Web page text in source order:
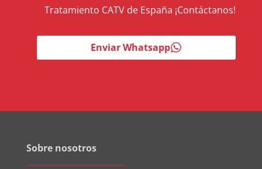
Tratamiento CATV de España ¡Contáctanos!
Enviar Whatsapp
Sobre nosotros